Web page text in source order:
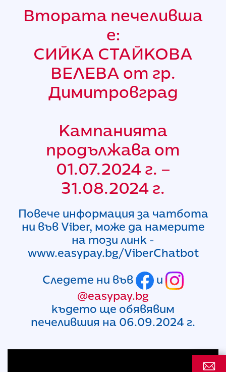
Втората печеливша
е:
СИЙКА СТАЙКОВА
ВЕЛЕВА от гр.
Димитровград
Кампанията
продължава от
01.07.2024 г. –
31.08.2024 г.
Повече информация за чатбота
ни във Viber, може да намерите
на този линк -
www.easypay.bg/ViberChatbot
Следете ни във
и
@easypay.bg
където ще обявявим
печелившия на 06.09.2024 г.